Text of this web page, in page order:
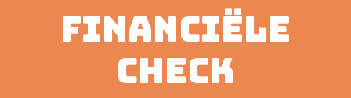
Financiële
check